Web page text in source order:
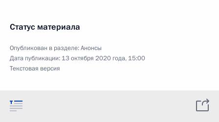
Статус материала
Опубликован в разделе:Анонсы
Дата публикации: 13 октября 2020 года, 15:00
Текстовая версия